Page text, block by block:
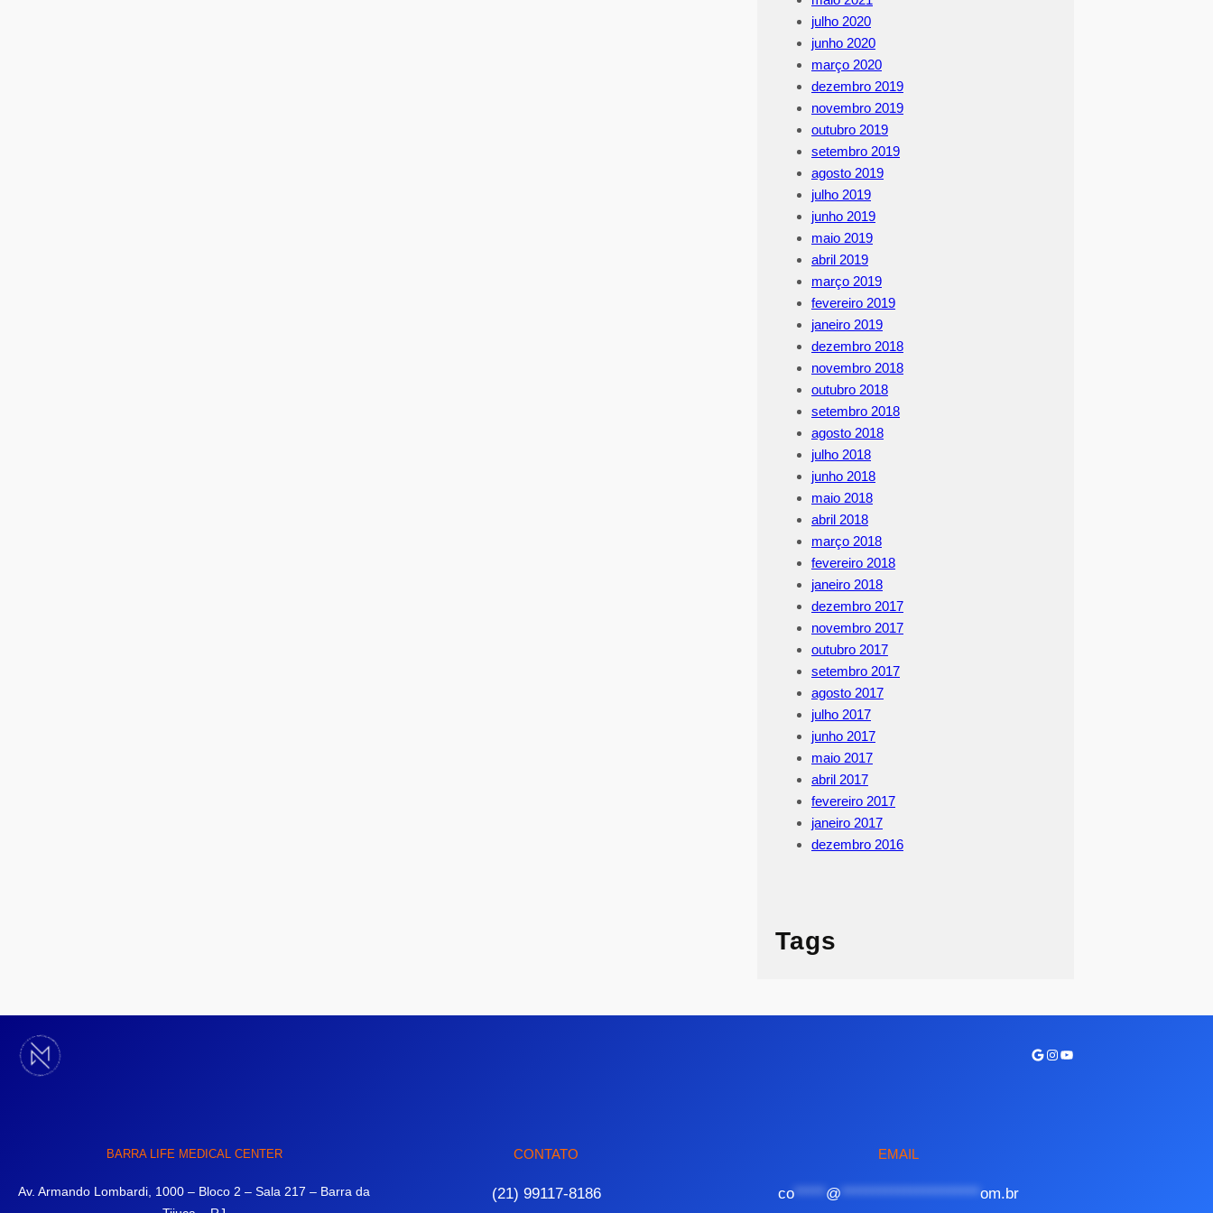
julho 2020
junho 2020
março 2020
dezembro 2019
novembro 2019
outubro 2019
setembro 2019
agosto 2019
julho 2019
junho 2019
maio 2019
abril 2019
março 2019
fevereiro 2019
janeiro 2019
dezembro 2018
novembro 2018
outubro 2018
setembro 2018
agosto 2018
julho 2018
junho 2018
maio 2018
abril 2018
março 2018
fevereiro 2018
janeiro 2018
dezembro 2017
novembro 2017
outubro 2017
setembro 2017
agosto 2017
julho 2017
junho 2017
maio 2017
abril 2017
fevereiro 2017
janeiro 2017
dezembro 2016
Tags
Google
Instagram
Youtube
BARRA LIFE MEDICAL CENTER
Av. Armando Lombardi, 1000 – Bloco 2 – Sala 217 – Barra da
CONTATO
(21) 99117-8186
EMAIL
co***** @ ********************** om.br